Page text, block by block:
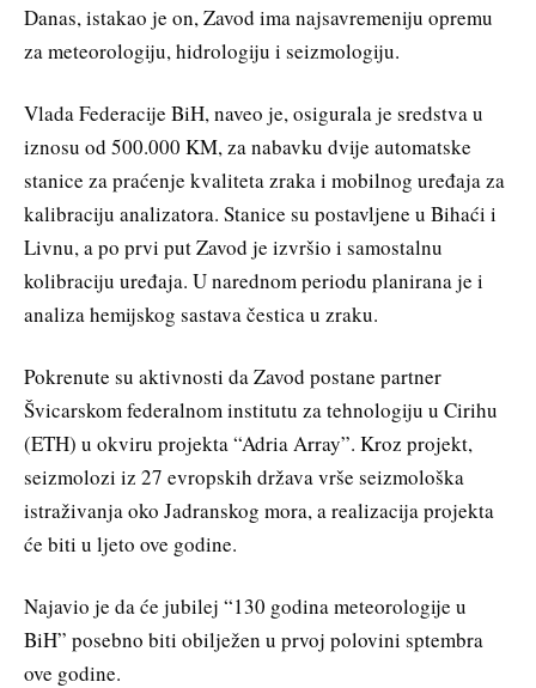
Danas, istakao je on, Zavod ima najsavremeniju opremu
za meteorologiju, hidrologiju i seizmologiju.
Vlada Federacije BiH, naveo je, osigurala je sredstva u
iznosu od 500.000 KM, za nabavku dvije automatske
stanice za praćenje kvaliteta zraka i mobilnog uređaja za
kalibraciju analizatora. Stanice su postavljene u Bihaći i
Livnu, a po prvi put Zavod je izvršio i samostalnu
kolibraciju uređaja. U narednom periodu planirana je i
analiza hemijskog sastava čestica u zraku.
Pokrenute su aktivnosti da Zavod postane partner
Švicarskom federalnom institutu za tehnologiju u Cirihu
(ETH) u okviru projekta “Adria Array”. Kroz projekt,
seizmolozi iz 27 evropskih država vrše seizmološka
istraživanja oko Jadranskog mora, a realizacija projekta
će biti u ljeto ove godine.
Najavio je da će jubilej “130 godina meteorologije u
BiH” posebno biti obilježen u prvoj polovini sptembra
ove godine.